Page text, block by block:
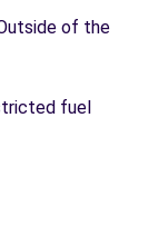
of the
fuel